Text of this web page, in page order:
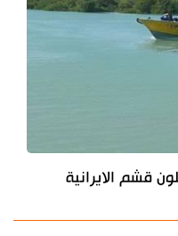
قشم الايرانية